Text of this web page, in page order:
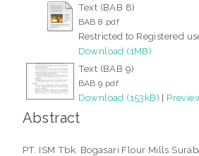
Text (BAB 8)
BAB 8.pdf
Restricted to Registered
Download (1MB)
Text (BAB 9)
BAB 9.pdf
Download (153kB) |
Abstract
PT. ISM Tbk. Bogasari Flour Mills